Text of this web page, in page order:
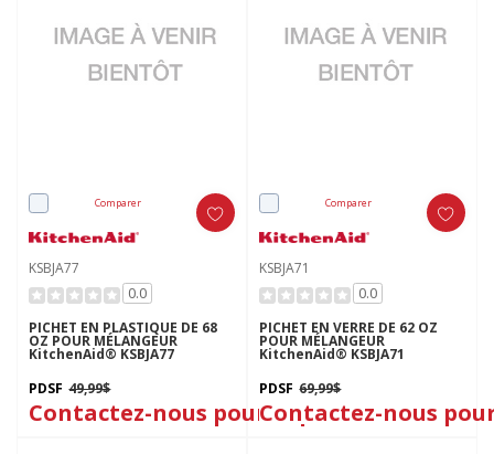
Comparer
KSBJA77
0.0
PICHET EN PLASTIQUE DE 68
OZ POUR MÉLANGEUR
KitchenAid® KSBJA77
PDSF 49,99$
Contactez-nous pour le prix
Comparer
KSBJA71
0.0
PICHET EN VERRE DE 62 OZ
POUR MÉLANGEUR
KitchenAid® KSBJA71
PDSF 69,99$
Contactez-nous